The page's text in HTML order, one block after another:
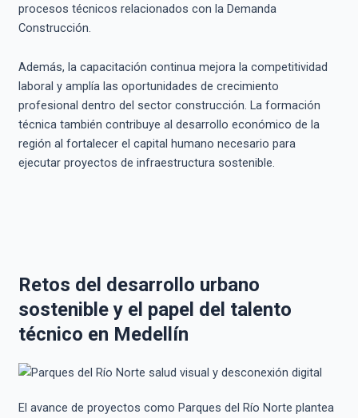
procesos técnicos relacionados con la Demanda
Construcción.
Además, la capacitación continua mejora la competitividad
laboral y amplía las oportunidades de crecimiento
profesional dentro del sector construcción. La formación
técnica también contribuye al desarrollo económico de la
región al fortalecer el capital humano necesario para
ejecutar proyectos de infraestructura sostenible.
Retos del desarrollo urbano
sostenible y el papel del talento
técnico en Medellín
El avance de proyectos como Parques del Río Norte plantea